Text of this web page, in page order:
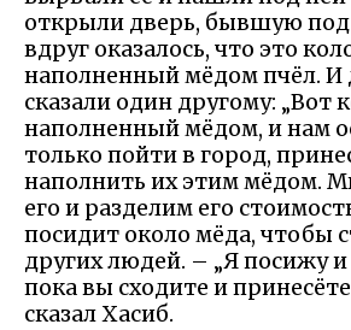
открыли дверь, бывшую
вдруг оказалось, что это
наполненный мёдом пчёл. И
сказали один другому: „Вот
наполненный мёдом, и нам
только пойти в город,
наполнить их этим мёдом.
его и разделим его
посидит около мёда, чтобы
других людей. – „Я посижу и
пока вы сходите и
сказал Хасиб.